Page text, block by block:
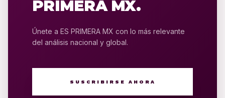
PRIMERA MX.
Únete a ES PRIMERA MX con lo más relevante
del análisis nacional y global.
SUSCRIBIRSE AHORA